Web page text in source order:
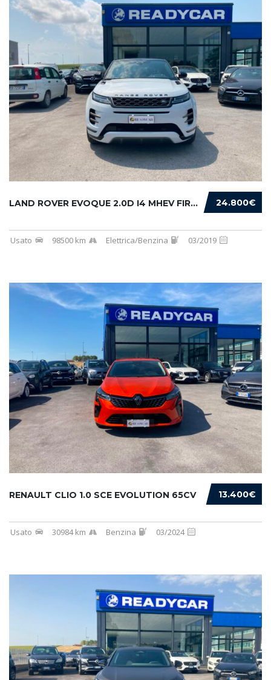
24.800€
LAND ROVER EVOQUE 2.0D I4 MHEV FIRST EDITION...
Usato 98500 km Elettrica/Benzina 03/2019
13.400€
RENAULT CLIO 1.0 SCE EVOLUTION 65CV
Usato 30984 km Benzina 03/2024